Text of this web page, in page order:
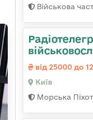
Військова
від 25000 до
Київ
Морська